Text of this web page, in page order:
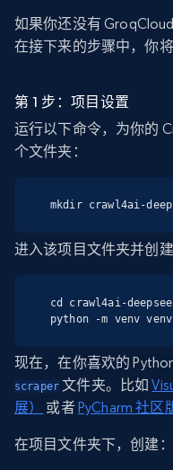
如果你还没有
在接下来的步骤中，你
第 1 步：项目设置
运行以下命令，为你的
个文件夹：
mkdir crawl4ai-
进入该项目文件夹并创
cd crawl4ai-
python -m venv venv
现在，在你喜欢的
scraper 文件夹。比如
展）
或者 PyCharm 社区
在项目文件夹下，创建：